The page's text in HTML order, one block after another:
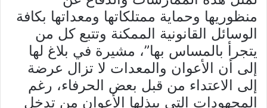
منظوريها وحماية ممتلكاتها ومعداتها بكافة
الوسائل القانونية الممكنة وتتبع كل من
يتجرأ بالمساس بها”، مشيرة في بلاغ لها
إلى أن الأعوان والمعدات لا تزال عرضة
إلى الاعتداء من قبل بعض الحرفاء، رغم
المجهودات التي يبذلها الأعوان من تدخل